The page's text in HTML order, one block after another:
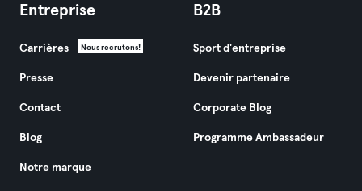
Entreprise
Carrières Nous recrutons!
Presse
Contact
Blog
Notre marque
B2B
Sport d'entreprise
Devenir partenaire
Corporate Blog
Programme Ambassadeur